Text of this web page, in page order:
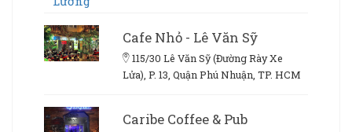
Cafe Nhỏ - Lê Văn Sỹ
115/30 Lê Văn Sỹ (Đường Rày Xe
Lửa), P. 13, Quận Phú Nhuận, TP. HCM
Caribe Coffee & Pub